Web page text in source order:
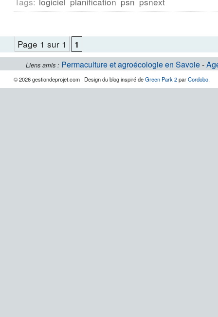
Page 1 sur 1 1
Liens amis : Permaculture et agroécologie en Savoie-
© 2026 gestiondeprojet.com · Design du blog inspiré deGreen Park 2parCordobo.